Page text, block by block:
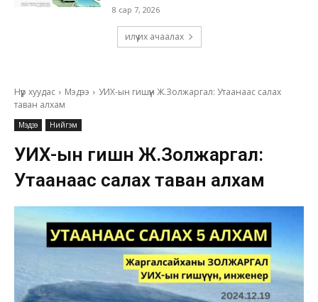
8 сар 7, 2026
илүү их ачаалах